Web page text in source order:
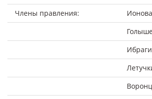
Члены правления: